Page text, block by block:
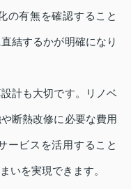
の有無を確認すること
結するかが明確になり
計も大切です。リノベ
断熱改修に必要な費用
ービスを活用すること
いを実現できます。